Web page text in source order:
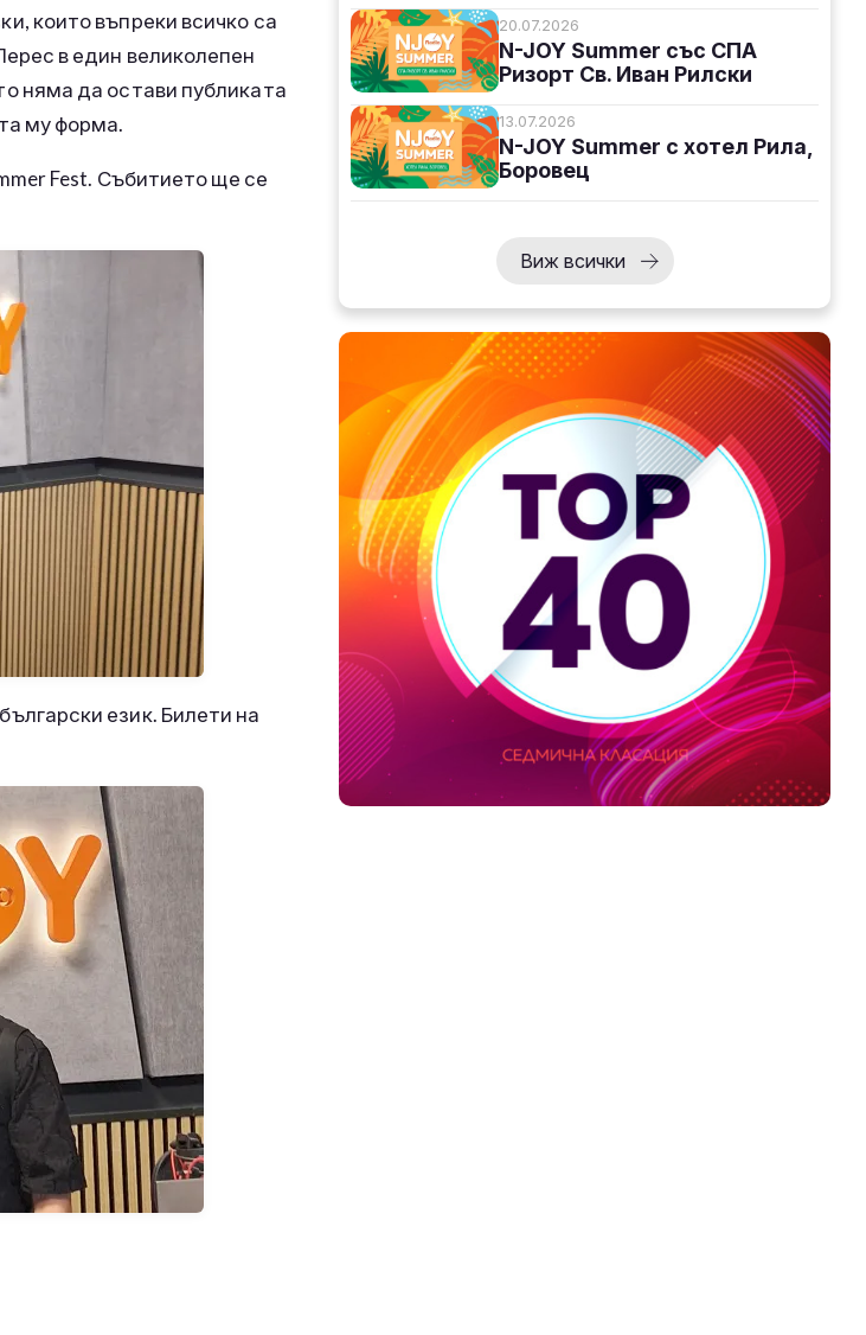
които въпреки всичко са
в един великолепен
няма да остави публиката
му форма.
Fest. Събитието ще се
език. Билети на
20.07.2026
N-JOY Summer със СПА
Ризорт Св. Иван Рилски
13.07.2026
N-JOY Summer с хотел Рила,
Боровец
Виж всички